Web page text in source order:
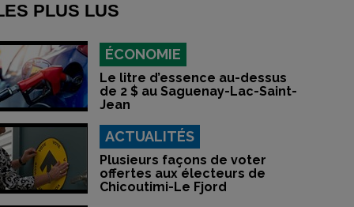
PLUS LUS
ÉCONOMIE
Le litre d’essence au-dessus
de 2 $ au Saguenay-Lac-Saint-
Jean
ACTUALITÉS
Plusieurs façons de voter
offertes aux électeurs de
Chicoutimi-Le Fjord